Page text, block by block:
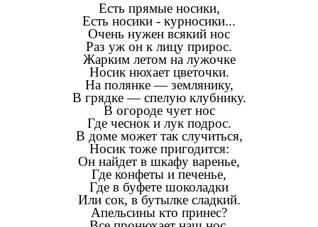
Есть прямые носики,
Есть носики - курносики...
Очень нужен всякий нос
Раз уж он к лицу прирос.
Жарким летом на лужочке
Носик нюхает цветочки.
На полянке — землянику,
В грядке — спелую клубнику.
В огороде чует нос
Где чеснок и лук подрос.
В доме может так случиться,
Носик тоже пригодится:
Он найдет в шкафу варенье,
Где конфеты и печенье,
Где в буфете шоколадки
Или сок, в бутылке сладкий.
Апельсины кто принес?